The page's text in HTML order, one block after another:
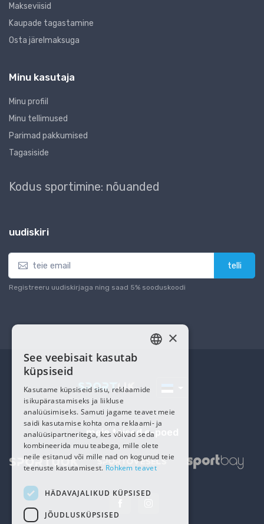
Makseviisid
Kaupade tagastamine
Osta järelmaksuga
Minu kasutaja
Minu profiil
Minu tellimused
Parimad pakkumised
Tagasiside
Kodus sportimine: nõuanded
uudiskiri
telli
Registreeru uudiskirjaga ning saad 5% sooduskoodi
meie teised e-poed
×
See veebisait kasutab
küpsiseid
Kasutame küpsiseid sisu, reklaamide
isikupärastamiseks ja liikluse
analüüsimiseks. Samuti jagame teavet meie
saidi kasutamise kohta oma reklaami- ja
analüüsipartneritega, kes võivad seda
kombineerida muu teabega, mille olete
neile esitanud või mille nad on kogunud teie
teenuste kasutamisest. Rohkem teavet
HÄDAVAJALIKUD KÜPSISED
JÕUDLUSKÜPSISED